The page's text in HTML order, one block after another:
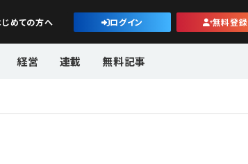
公益・一般法人オンライン
じめての方へ ログイン 無料登録
経営 連載 無料記事